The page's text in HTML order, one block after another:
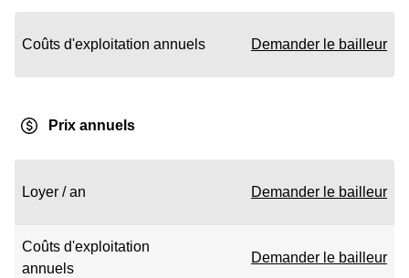
Coûts d'exploitation annuels Demander le bailleur
Prix annuels
Loyer / an Demander le bailleur
Coûts d'exploitation
annuels
Demander le bailleur